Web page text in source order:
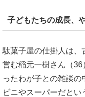
子どもたちの成長、
駄菓子屋の仕掛人は、
営む稲元一樹さん（
ったわが子との雑談
ビニやスーパーだと